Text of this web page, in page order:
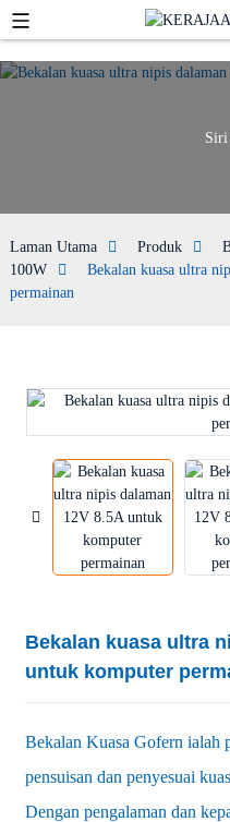
Siri
Laman Utama Produk
100W
Bekalan kuasa ultra
permainan
Bekalan kuasa ultra
untuk komputer
Bekalan Kuasa Gofern ialah
pensuisan dan penyesuai
Dengan pengalaman dan